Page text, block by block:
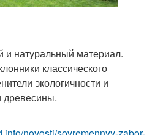
натуральный материал.
классического
экологичности и
древесины.